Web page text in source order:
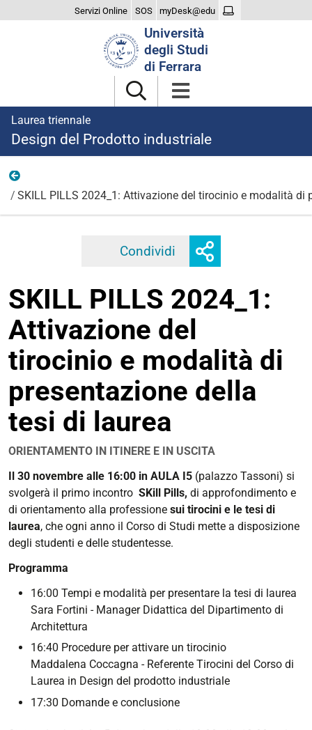
Servizi Online SOS myDesk@edu
Università
degli Studi
di Ferrara
Laurea triennale
Design del Prodotto industriale
SKILL PILLS 2024_1: Attivazione del tirocinio e modalità di
Condividi Facebook
opzioni
di
SKILL PILLS 2024_1:
Attivazione del
tirocinio e modalità di
presentazione della
tesi di laurea
ORIENTAMENTO IN ITINERE E IN USCITA
https://corsi.unife.it/it/design/eventi/2023/skill-
pills-
2024_1-
attivazione-
del-
e-
modalita-
presentazione-
della-
Il 30 novembre alle 16:00 in AULA I5 (palazzo Tassoni) si
svolgerà il primo incontro SKill Pills, di approfondimento e
di orientamento alla professione sui tirocini e le tesi di
laurea, che ogni anno il Corso di Studi mette a disposizione
degli studenti e delle studentesse.
Programma
16:00 Tempi e modalità per presentare la tesi di laurea
Sara Fortini - Manager Didattica del Dipartimento di
Architettura
16:40 Procedure per attivare un tirocinio
Maddalena Coccagna - Referente Tirocini del Corso di
Laurea in Design del prodotto industriale
17:30 Domande e conclusione